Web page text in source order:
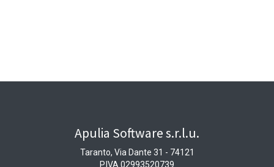
Apulia Software s.r.l.u.
Taranto, Via Dante 31 - 74121
P.IVA 02993520739